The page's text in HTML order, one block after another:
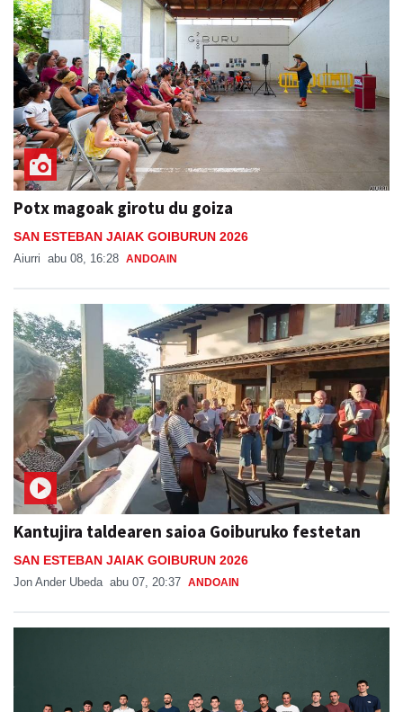
Potx magoak girotu du goiza
SAN ESTEBAN JAIAK GOIBURUN 2026
Aiurri abu 08, 16:28 ANDOAIN
Kantujira taldearen saioa Goiburuko festetan
SAN ESTEBAN JAIAK GOIBURUN 2026
Jon Ander Ubeda abu 07, 20:37 ANDOAIN